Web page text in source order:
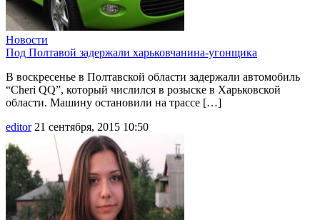
Новости
Под Полтавой задержали харьковчанина-угонщика
В воскресенье в Полтавской области задержали автомобиль
“Cheri QQ”, который числился в розыске в Харьковской
области. Машину остановили на трассе […]
editor 21 сентября, 2015 10:50